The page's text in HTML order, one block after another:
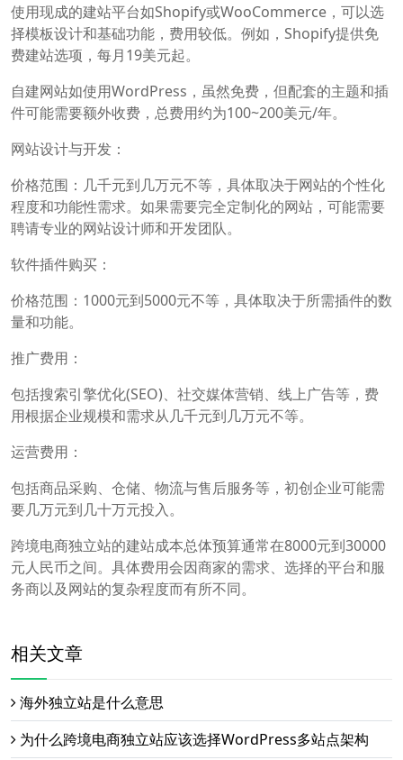
使用现成的建站平台如Shopify或WooCommerce，可以选
择模板设计和基础功能，费用较低。例如，Shopify提供免
费建站选项，每月19美元起。
自建网站如使用WordPress，虽然免费，但配套的主题和插
件可能需要额外收费，总费用约为100~200美元/年。
网站设计与开发：
价格范围：几千元到几万元不等，具体取决于网站的个性化
程度和功能性需求。如果需要完全定制化的网站，可能需要
聘请专业的网站设计师和开发团队。
软件插件购买：
价格范围：1000元到5000元不等，具体取决于所需插件的数
量和功能。
推广费用：
包括搜索引擎优化(SEO)、社交媒体营销、线上广告等，费
用根据企业规模和需求从几千元到几万元不等。
运营费用：
包括商品采购、仓储、物流与售后服务等，初创企业可能需
要几万元到几十万元投入。
跨境电商独立站的建站成本总体预算通常在8000元到30000
元人民币之间。具体费用会因商家的需求、选择的平台和服
务商以及网站的复杂程度而有所不同。
相关文章
海外独立站是什么意思
为什么跨境电商独立站应该选择WordPress多站点架构